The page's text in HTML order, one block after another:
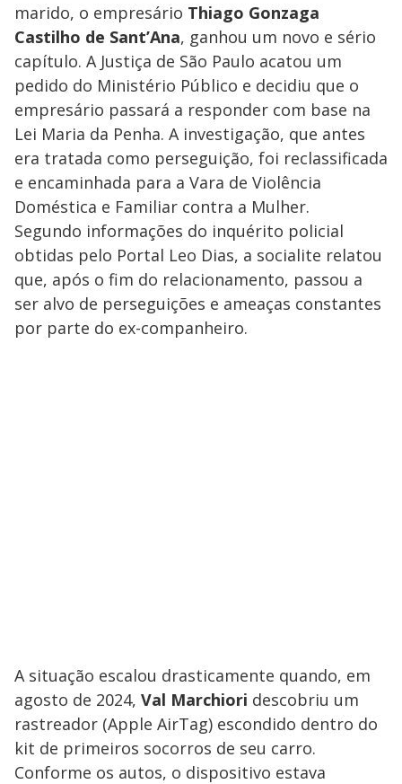
marido, o empresário Thiago Gonzaga
Castilho de Sant’Ana, ganhou um novo e sério
capítulo. A Justiça de São Paulo acatou um
pedido do Ministério Público e decidiu que o
empresário passará a responder com base na
Lei Maria da Penha. A investigação, que antes
era tratada como perseguição, foi reclassificada
e encaminhada para a Vara de Violência
Doméstica e Familiar contra a Mulher.
Segundo informações do inquérito policial
obtidas pelo Portal Leo Dias, a socialite relatou
que, após o fim do relacionamento, passou a
ser alvo de perseguições e ameaças constantes
por parte do ex-companheiro.
A situação escalou drasticamente quando, em
agosto de 2024, Val Marchiori descobriu um
rastreador (Apple AirTag) escondido dentro do
kit de primeiros socorros de seu carro.
Conforme os autos, o dispositivo estava